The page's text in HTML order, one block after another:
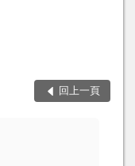
回上一頁